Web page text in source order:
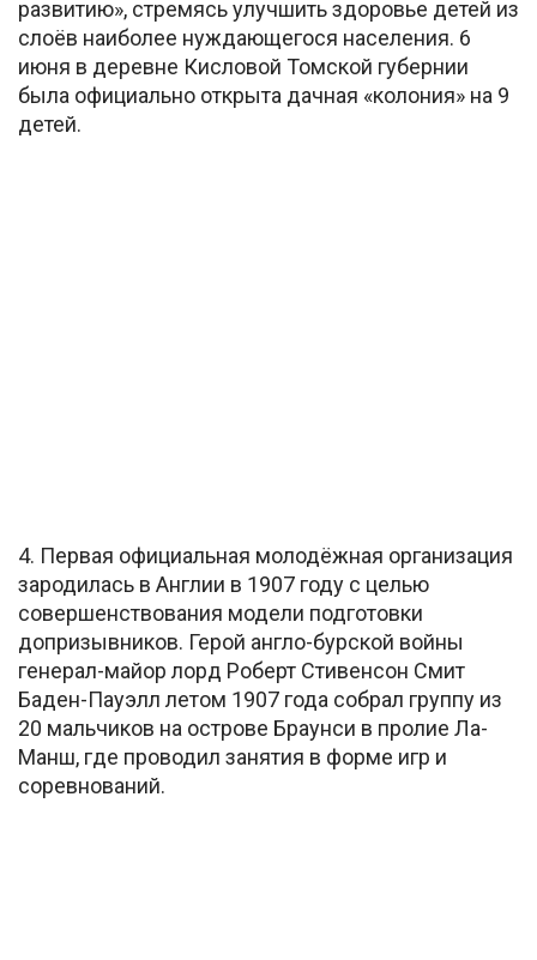
развитию», стремясь улучшить здоровье детей из
слоёв наиболее нуждающегося населения. 6
июня в деревне Кисловой Томской губернии
была официально открыта дачная «колония» на 9
детей.
4. Первая официальная молодёжная организация
зародилась в Англии в 1907 году с целью
совершенствования модели подготовки
допризывников. Герой англо-бурской войны
генерал-майор лорд Роберт Стивенсон Смит
Баден-Пауэлл летом 1907 года собрал группу из
20 мальчиков на острове Браунси в пролие Ла-
Манш, где проводил занятия в форме игр и
соревнований.